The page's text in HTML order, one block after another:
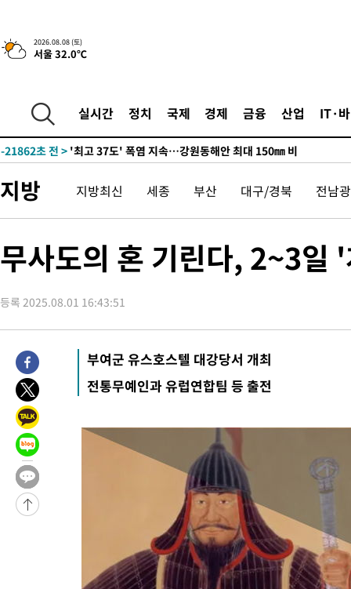
2026.08.08 (토)
서울 32.0℃
실시간 정치 국제 경제 금융 산업 IT·
-14988초 전 >
[속보]뉴욕증시 상승 마감…S&P 0.6% 나스닥 1.3%↑
-21862초 전 > '최고 37도' 폭염 지속…강원동해안 최대 150㎜ 비
-21862초 전 >
'최고 37도' 폭염 지속…강원동해안 최대 150㎜ 비
지방 지방최신 세종 부산 대구/경북 전남
무사도의 혼 기린다, 2~3
등록 2025.08.01 16:43:51
부여군 유스호스텔 대강당서 개최
전통무예인과 유럽연합팀 등 출전